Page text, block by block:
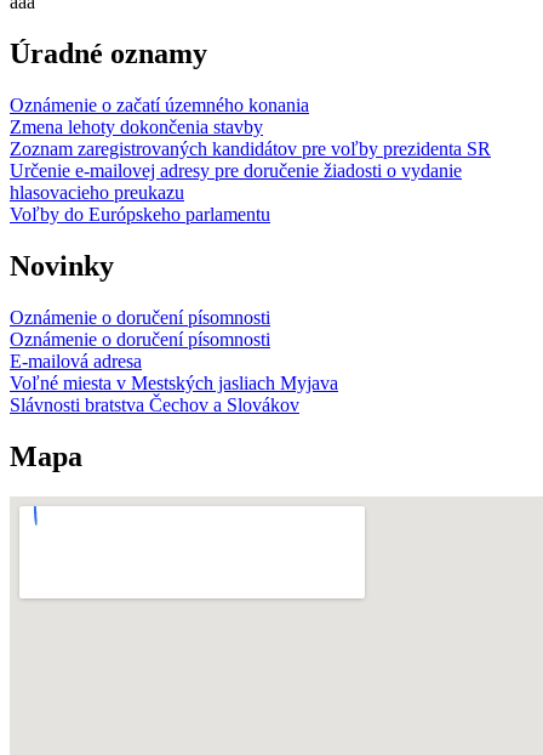
Úradné oznamy
Oznámenie o začatí územného konania
Zmena lehoty dokončenia stavby
Zoznam zaregistrovaných kandidátov pre voľby prezidenta SR
Určenie e-mailovej adresy pre doručenie žiadosti o vydanie
hlasovacieho preukazu
Voľby do Európskeho parlamentu
Novinky
Oznámenie o doručení písomnosti
Oznámenie o doručení písomnosti
E-mailová adresa
Voľné miesta v Mestských jasliach Myjava
Slávnosti bratstva Čechov a Slovákov
Mapa